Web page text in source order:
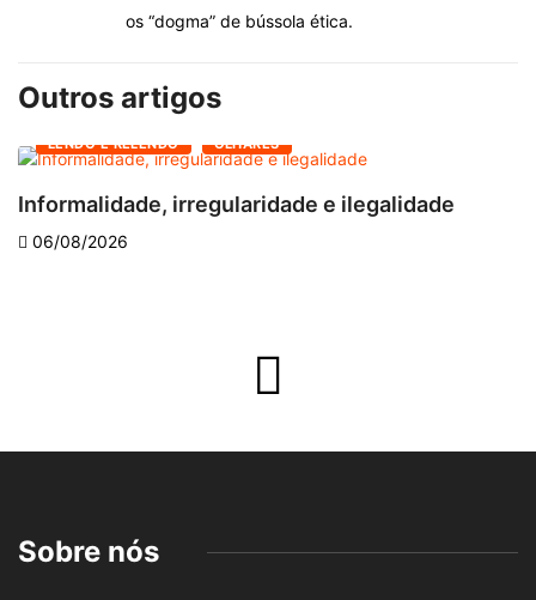
os “dogma” de bússola ética.
Outros artigos
LENDO E RELENDO OLHARES
Informalidade, irregularidade e ilegalidade
06/08/2026
Sobre nós